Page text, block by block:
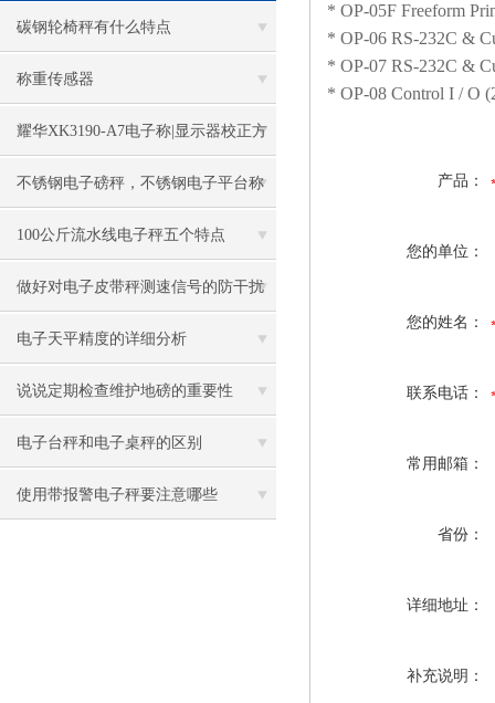
碳钢轮椅秤有什么特点
称重传感器
耀华XK3190-A7电子称|显示器校正方
法
不锈钢电子磅秤，不锈钢电子平台称
100公斤流水线电子秤五个特点
做好对电子皮带秤测速信号的防干扰
工作
电子天平精度的详细分析
说说定期检查维护地磅的重要性
电子台秤和电子桌秤的区别
使用带报警电子秤要注意哪些
* OP-05F Freeform
* OP-06 RS-232C &
* OP-07 RS-232C &
* OP-08 Control I / O
产品：
您的单位：
您的姓名：
联系电话：
常用邮箱：
省份：
详细地址：
补充说明：